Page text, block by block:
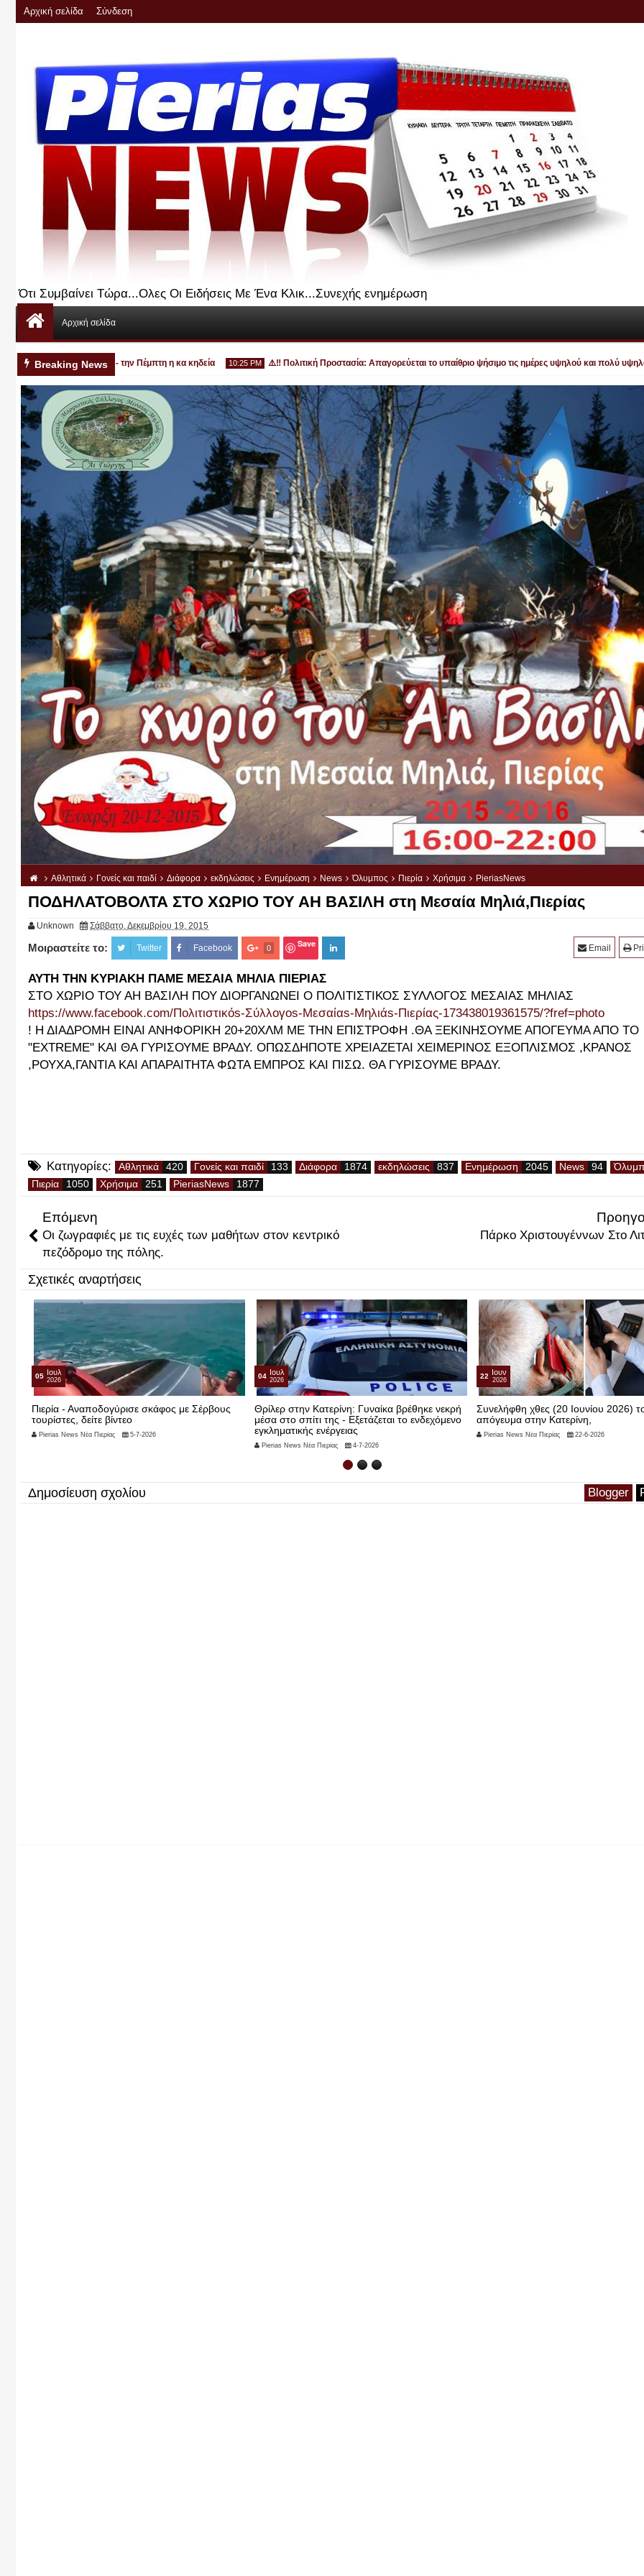
Αρχική σελίδα Σύνδεση
Ότι Συμβαίνει Τώρα...Ολες Οι Ειδήσεις Με Ένα Κλικ...Συνεχής ενημέρωση
Αρχική σελίδα
Breaking News
στην Κατερίνη - την Πέμπτη η κα κηδεία 10:25 PM
03 Αυγ
2026
⚠️‼️ Πολιτική Προστασία: Απαγορεύεται το υπαίθριο ψήσιμο τις ημέρες υψηλού και πολύ υψηλού
Αθλητικά Γονείς και παιδί Διάφορα εκδηλώσεις Ενημέρωση Νews Όλυμπος Πιερία Χρήσιμα PieriasNews
ΠΟΔΗΛΑΤΟΒΟΛΤΑ ΣΤΟ ΧΩΡΙΟ ΤΟΥ ΑΗ ΒΑΣΙΛΗ στη Μεσαία Μηλιά,Πιερίας
Unknown Σάββατο, Δεκεμβρίου 19, 2015
Μοιραστείτε το: Twitter Facebook 0 Save Email
ΑΥΤΗ ΤΗΝ ΚΥΡΙΑΚΗ ΠΑΜΕ ΜΕΣΑΙΑ ΜΗΛΙΑ ΠΙΕΡΙΑΣ
ΣΤΟ ΧΩΡΙΟ ΤΟΥ ΑΗ ΒΑΣΙΛΗ ΠΟΥ ΔΙΟΡΓΑΝΩΝΕΙ Ο ΠΟΛΙΤΙΣΤΙΚΟΣ ΣΥΛΛΟΓΟΣ ΜΕΣΑΙΑΣ ΜΗΛΙΑΣ
https://www.facebook.com/Πολιτιστικόs-Σύλλογοs-Μεσαίαs-Μηλιάs-Πιερίας-173438019361575/?fref=photo
! Η ΔΙΑΔΡΟΜΗ ΕΙΝΑΙ ΑΝΗΦΟΡΙΚΗ 20+20ΧΛΜ ΜΕ ΤΗΝ ΕΠΙΣΤΡΟΦΗ .ΘΑ ΞΕΚΙΝΗΣΟΥΜΕ ΑΠΟΓΕΥΜΑ ΑΠΟ ΤΟ
"EXTREME" KAI ΘΑ ΓΥΡΙΣΟΥΜΕ ΒΡΑΔΥ. ΟΠΩΣΔΗΠΟΤΕ ΧΡΕΙΑΖΕΤΑΙ ΧΕΙΜΕΡΙΝΟΣ ΕΞΟΠΛΙΣΜΟΣ ,ΚΡΑΝΟΣ
,ΡΟΥΧΑ,ΓΑΝΤΙΑ ΚΑΙ ΑΠΑΡΑΙΤΗΤΑ ΦΩΤΑ ΕΜΠΡΟΣ ΚΑΙ ΠΙΣΩ. ΘΑ ΓΥΡΙΣΟΥΜΕ ΒΡΑΔΥ.
Κατηγορίες: Αθλητικά Γονείς και παιδί Διάφορα εκδηλώσεις Ενημέρωση Νews
Πιερία
Χρήσιμα PieriasNews
Επόμενη
Οι ζωγραφιές με τις ευχές των μαθήτων στον κεντρικό
πεζόδρομο της πόλης.
Πάρκο Χριστουγέννων Στο
Σχετικές αναρτήσεις
05 Ιουλ
2026
Πιερία - Αναποδογύρισε σκάφος με Σέρβους
τουρίστες, δείτε βίντεο
Pierias News Νέα Πιερίας 5-7-2026
04 Ιουλ
2026
Θρίλερ στην Κατερίνη: Γυναίκα βρέθηκε νεκρή
μέσα στο σπίτι της - Εξετάζεται το ενδεχόμενο
εγκληματικής ενέργειας
Pierias News Νέα Πιερίας 4-7-2026
22 Ιουν
2026
Συνελήφθη χθες (20 Ιουνίου 2026)
απόγευμα στην Κατερίνη,
Pierias News Νέα Πιερίας 22-6-2026
Δημοσίευση σχολίου Blogger